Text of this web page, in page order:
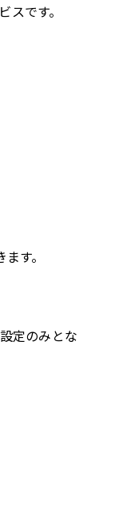
です。
す。
定のみとな